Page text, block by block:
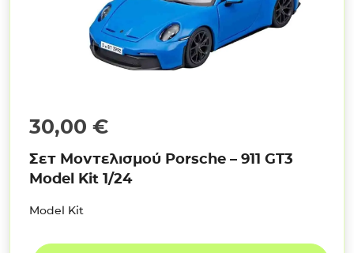
30,00 €
Σετ Μοντελισμού Porsche – 911 GT3
Model Kit 1/24
Model Kit